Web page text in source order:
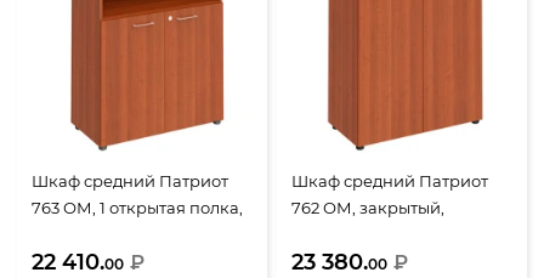
Шкаф средний Патриот
763 ОМ, 1 открытая полка,
миланский орех
22 410.00 ₽
Шкаф средний Патриот
762 ОМ, закрытый,
орех
23 380.00 ₽